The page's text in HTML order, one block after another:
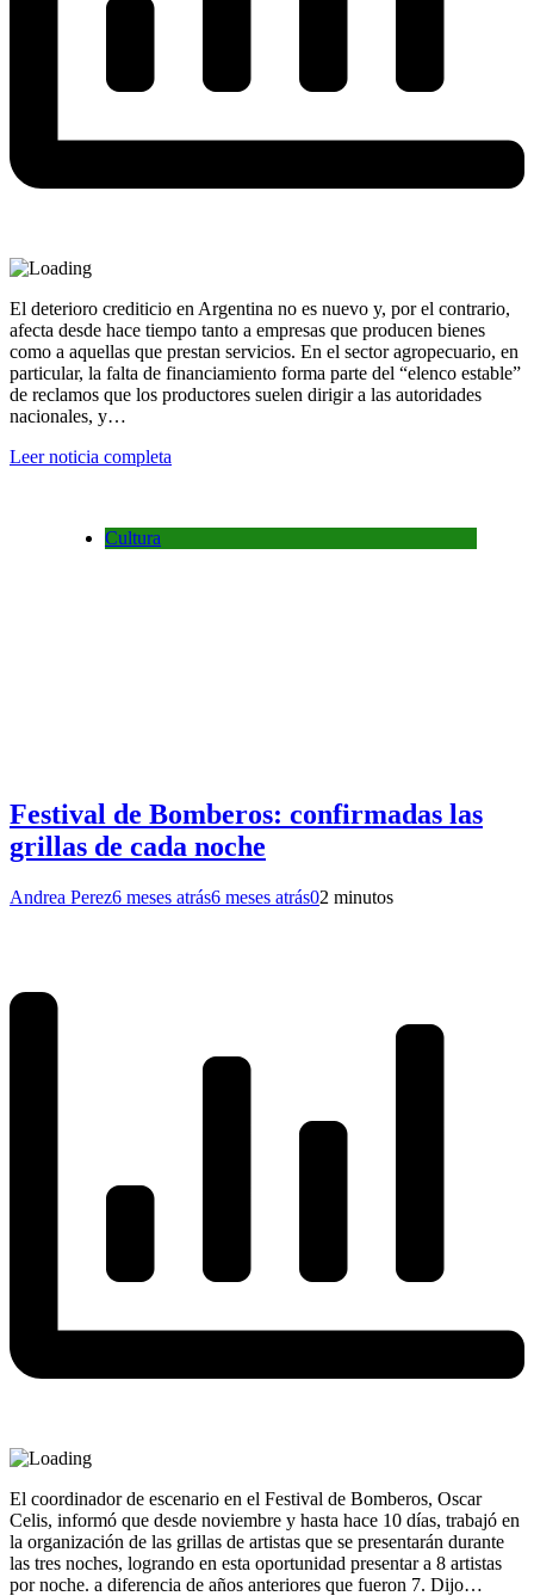
El deterioro crediticio en Argentina no es nuevo y, por el contrario,
afecta desde hace tiempo tanto a empresas que producen bienes
como a aquellas que prestan servicios. En el sector agropecuario, en
particular, la falta de financiamiento forma parte del “elenco estable”
de reclamos que los productores suelen dirigir a las autoridades
nacionales, y…
Leer noticia completa
Cultura
Festival de Bomberos: confirmadas las
grillas de cada noche
Andrea Perez6 meses atrás6 meses atrás02 minutos
El coordinador de escenario en el Festival de Bomberos, Oscar
Celis, informó que desde noviembre y hasta hace 10 días, trabajó en
la organización de las grillas de artistas que se presentarán durante
las tres noches, logrando en esta oportunidad presentar a 8 artistas
por noche. a diferencia de años anteriores que fueron 7. Dijo…